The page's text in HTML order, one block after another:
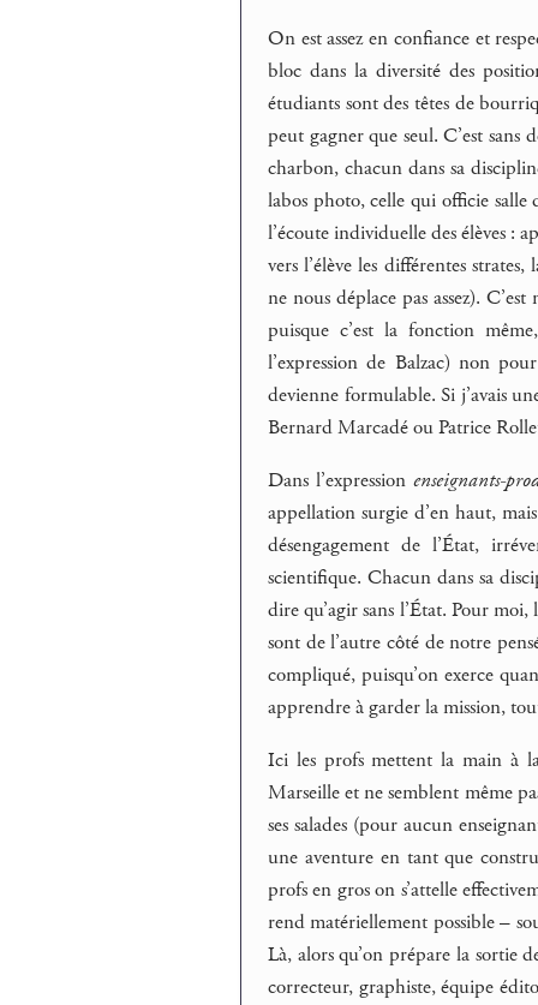
On est assez en confiance et
bloc dans la diversité des
étudiants sont des têtes de
peut gagner que seul. C’est
charbon, chacun dans sa
labos photo, celle qui officie salle
l’écoute individuelle des élèves :
vers l’élève les différentes
ne nous déplace pas assez).
puisque c’est la fonction
l’expression de Balzac) non
devienne formulable. Si j’avais
Bernard Marcadé ou Patrice
Dans l’expression enseignants-
appellation surgie d’en haut,
désengagement de l’État,
scientifique. Chacun dans sa
dire qu’agir sans l’État. Pour
sont de l’autre côté de notre
compliqué, puisqu’on exerce
apprendre à garder la mission,
Ici les profs mettent la main à
Marseille et ne semblent même
ses salades (pour aucun
une aventure en tant que
profs en gros on s’attelle
rend matériellement possible –
Là, alors qu’on prépare la sortie
correcteur, graphiste, équipe